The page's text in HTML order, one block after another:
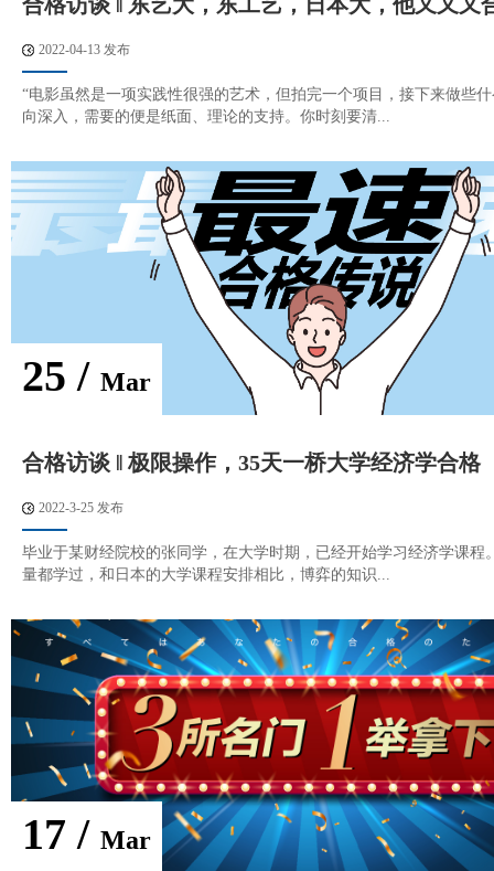
合格访谈 ‖ 东艺大，东工艺，日本大，他又又又
2022-04-13 发布
“电影虽然是一项实践性很强的艺术，但拍完一个项目，接下来做些
向深入，需要的便是纸面、理论的支持。你时刻要清...
25 / Mar
合格访谈 ‖ 极限操作，35天一桥大学经济学合格
2022-3-25 发布
毕业于某财经院校的张同学，在大学时期，已经开始学习经济学课程
量都学过，和日本的大学课程安排相比，博弈的知识...
17 / Mar